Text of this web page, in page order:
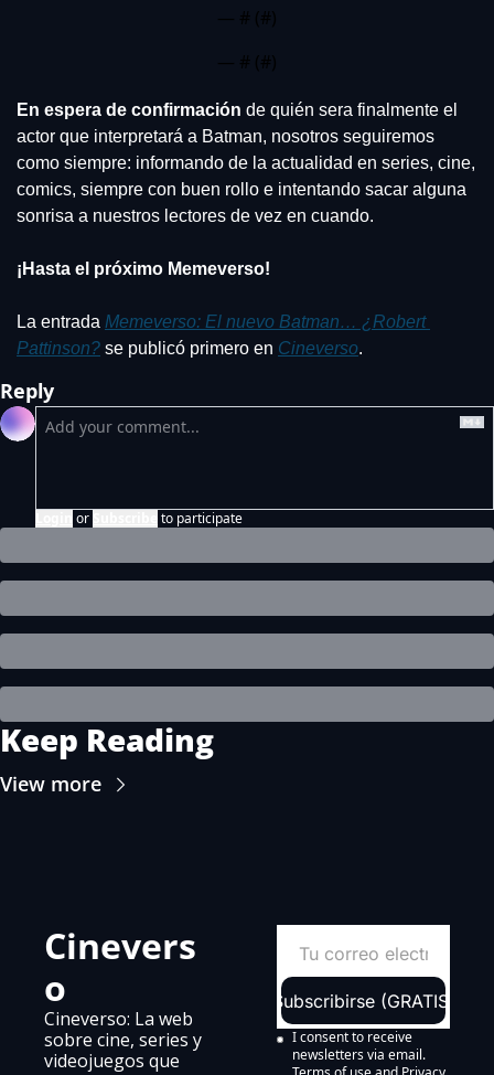
— # (#)
— # (#)
En espera de confirmación de quién sera finalmente el
actor que interpretará a Batman, nosotros seguiremos
como siempre: informando de la actualidad en series, cine,
comics, siempre con buen rollo e intentando sacar alguna
sonrisa a nuestros lectores de vez en cuando.
¡Hasta el próximo Memeverso!
La entrada Memeverso: El nuevo Batman… ¿Robert
Pattinson? se publicó primero en Cineverso.
Reply
or to participate
Keep Reading
View more
Cinevers
o
Cineverso: La web
sobre cine, series y
videojuegos que
Subscribirse (GRATIS)
I consent to receive
newsletters via email.